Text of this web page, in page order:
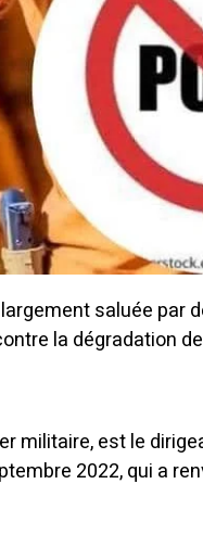
saluée par
la dégradation
militaire, est le
2022, qui a